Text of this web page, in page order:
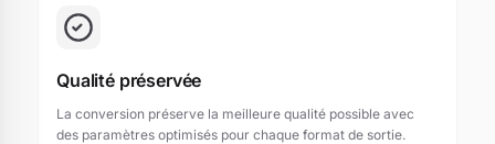
Qualité préservée
La conversion préserve la meilleure qualité possible avec
des paramètres optimisés pour chaque format de sortie.